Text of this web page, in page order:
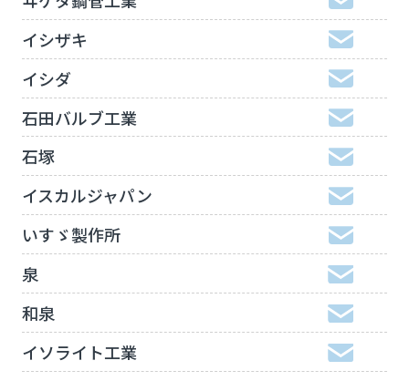
イシザキ
イシダ
石田バルブ工業
石塚
イスカルジャパン
いすゞ製作所
泉
和泉
イソライト工業